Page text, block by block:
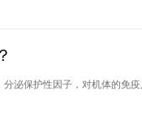
泌保护性因子，对机体的免